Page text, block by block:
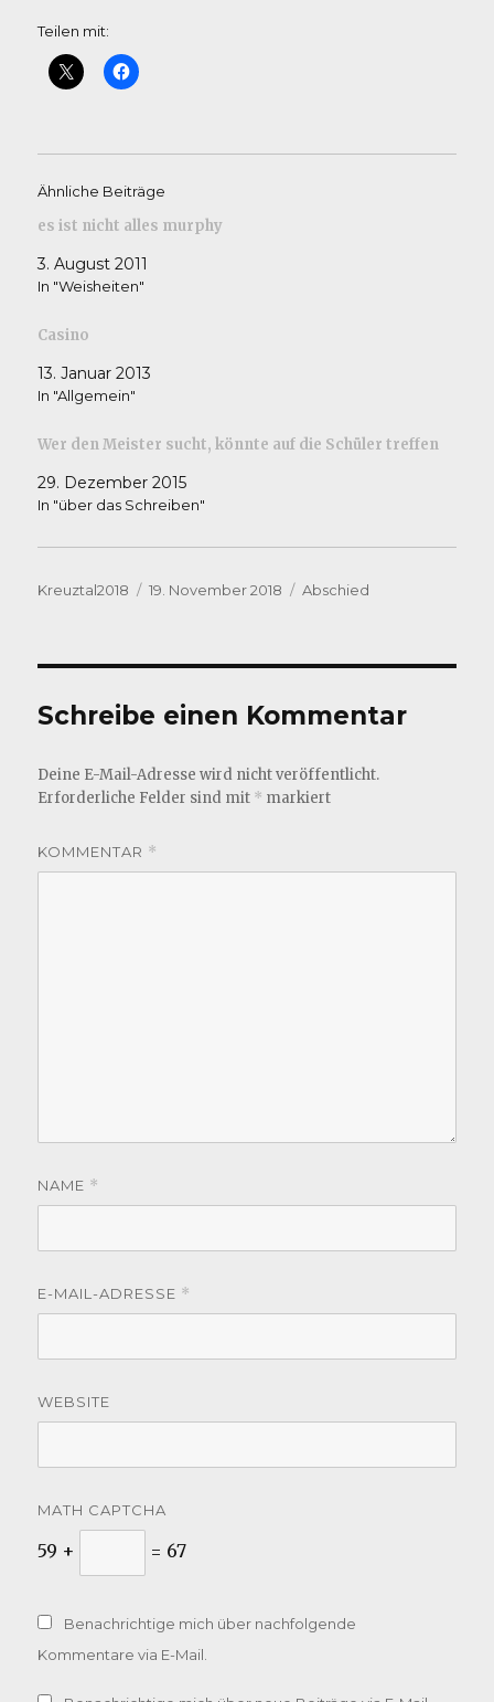
Teilen mit:
Ähnliche Beiträge
es ist nicht alles murphy
3. August 2011
In "Weisheiten"
Casino
13. Januar 2013
In "Allgemein"
Wer den Meister sucht, könnte auf die Schüler treffen
29. Dezember 2015
In "über das Schreiben"
Autor
Kreuztal2018
Veröffentlicht
19. November 2018 Kategorien
Abschied
Schreibe einen Kommentar
Deine E-Mail-Adresse wird nicht veröffentlicht.
Erforderliche Felder sind mit * markiert
KOMMENTAR *
NAME *
E-MAIL-ADRESSE *
WEBSITE
MATH CAPTCHA
59 + = 67
Benachrichtige mich über nachfolgende
Kommentare via E-Mail.